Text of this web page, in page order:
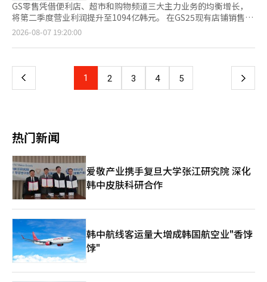
产业基础。 凭借丰富的日照资源和大规模可再生能源生产基础，
未来有望吸引RE100企业和数据中心等高耗电高科技企业。 黄基
妍前南光州综合特别市副市长表示：“该项目是地方政府率先打破
中心在地区的落地。”※ 本报道经人工智能（AI）系统翻译与编
辑。
1000多名韩美科学技术人员参与，讨论AI、生物健康、航天航
空、半导体、清洁能源等核心战略技术领域的共同研究和技术商业
化方案。 权吴南会长在开幕式欢迎辞中表示：“在全球技术创新
中心美国奥兰多，韩美科学技术人员能够共同开启将想象变为现实
的创新之门，意义深远。”他还指出：“当韩美科学技术人员跨越
果。” 开幕式后举行的'AI论坛'上，围绕美国能源部（DOE）主导
的'基因任务'，讨论了高性能计算与AI、基础科学及工业现场的联
一代研究者培养等项目。通过SEED研讨会、FIRE研讨会、创新与
网络建设。此外，科学技术团体总联合会还将举办'KOFST下一代
校友论坛（YGF·YPF）'，支持年轻科学技术人员的交流。※ 本报
道经人工智能（AI）系统翻译与编辑。
GS零售凭借便利店、超市和购物频道三大主力业务的均衡增长，
将第二季度营业利润提升至1094亿韩元。 在GS25现有店铺销售大
幅增长的背景下，新鲜食品和外国顾客需求成为新的增长动力，
7日发布公告称，按合并口径计算，今年第二季度营业利润为1094
6.7%。净利润为646亿韩元，增长354.5%。营业利润超出F&N
Guide的共识预期（1013亿韩元）。 便利店GS25主导了业绩改
升。GS25将蔬菜、水果、肉类等购物商品强化，计划将新鲜特化
店铺扩展至1000家。 第二季度购物商品销售额同比增长49.6%。
各类商品的销售增长率为：蔬菜64%、肉类61%、水果28%、水
产品13%。 外国顾客的增加也推动了便利店销售的提升。以外国
支付方式为标准，GS25第二季度的外国销售额同比增长67.2%。
利用知识产权（IP）进行合作的商品和差异化商品的销售也有所增
加。将“惠泽”商品系列扩展至面包类，普通面包销售额增长
20%，健康功能食品销售额增长98%。 GS零售不仅增加店铺数
量，还实施“拆除重建”战略，扩大现有店铺规模或迁移至优质位
置。这一战略旨在提高每家店铺的盈利能力，并将便利店的角色扩
展至近距离购物渠道，重点关注新鲜食品。 超市GS更鲜的增长幅
度更大。第二季度销售额为4698亿韩元，同比增长10.1%，营业
利润为93亿韩元，增长72.2%。第二季度末店铺数量为596家，比
2026-08-07 19:20:00
上
页
1 2 3 4 5 下
热门新闻
爱敬产业携手复旦大学张江研究院 深化
韩中皮肤科研合作
韩中航线客运量大增成韩国航空业"香饽
饽"